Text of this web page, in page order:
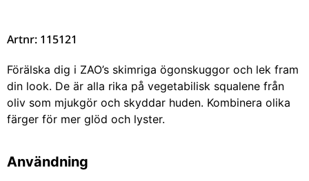
Artnr: 115121
Förälska dig i ZAO’s skimriga ögonskuggor och lek fram
din look. De är alla rika på vegetabilisk squalene från
oliv som mjukgör och skyddar huden. Kombinera olika
färger för mer glöd och lyster.
Användning